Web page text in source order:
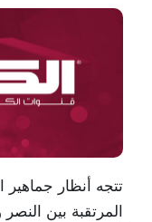
تتجه أنظار جماهير
المرتقبة بين